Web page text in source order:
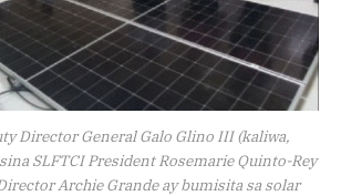
Director General Galo Glino III (kaliwa,
SLFTCI President Rosemarie Quinto-Rey
Archie Grande ay bumisita sa solar